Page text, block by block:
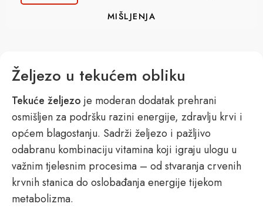
MIŠLJENJA
Željezo u tekućem obliku
Tekuće željezo je moderan dodatak prehrani
osmišljen za podršku razini energije, zdravlju krvi i
općem blagostanju. Sadrži željezo i pažljivo
odabranu kombinaciju vitamina koji igraju ulogu u
važnim tjelesnim procesima – od stvaranja crvenih
krvnih stanica do oslobađanja energije tijekom
metabolizma.